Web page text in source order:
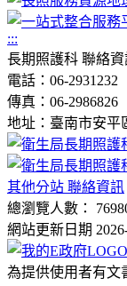
:::
長期照護科 聯絡資
電話：06-2931232
傳真：06-2986826
地址：臺南市安平
其他分站 聯絡資訊
總瀏覽人數：
網站更新日期
為提供使用者有文